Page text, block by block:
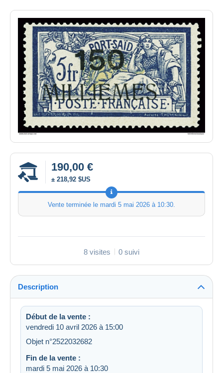
190,00 €
± 218,92 $US
Vente terminée le mardi 5 mai 2026 à 10:30
8 visites 0 suivi
Description
Début de la vente :
vendredi 10 avril 2026 à 15:00
Objet n°2522032682
Fin de la vente :
mardi 5 mai 2026 à 10:30